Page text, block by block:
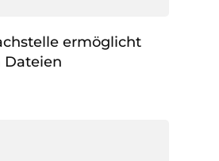
ermöglicht
Dateien